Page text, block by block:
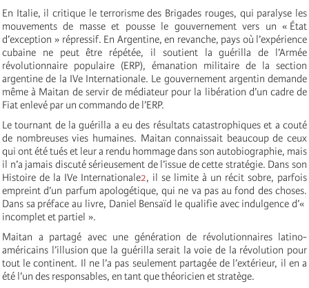
En Italie, il critique le terrorisme des Brigades rouges, qui paralyse les
mouvements de masse et pousse le gouvernement vers un « État
d’exception » répressif. En Argentine, en revanche, pays où l’expérience
cubaine ne peut être répétée, il soutient la guérilla de l’Armée
révolutionnaire populaire (ERP), émanation militaire de la section
argentine de la IVe Internationale. Le gouvernement argentin demande
même à Maitan de servir de médiateur pour la libération d’un cadre de
Fiat enlevé par un commando de l’ERP.
Le tournant de la guérilla a eu des résultats catastrophiques et a couté
de nombreuses vies humaines. Maitan connaissait beaucoup de ceux
qui ont été tués et leur a rendu hommage dans son autobiographie, mais
il n’a jamais discuté sérieusement de l’issue de cette stratégie. Dans son
Histoire de la IVe Internationale2, il se limite à un récit sobre, parfois
empreint d’un parfum apologétique, qui ne va pas au fond des choses.
Dans sa préface au livre, Daniel Bensaïd le qualifie avec indulgence d’«
incomplet et partiel ».
Maitan a partagé avec une génération de révolutionnaires latino-
américains l’illusion que la guérilla serait la voie de la révolution pour
tout le continent. Il ne l’a pas seulement partagée de l’extérieur, il en a
été l’un des responsables, en tant que théoricien et stratège.